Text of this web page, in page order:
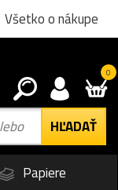
Všetko o nákupe
0
Papiere